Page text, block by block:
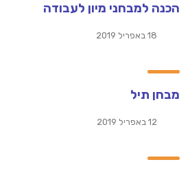
הכנה למבחני מיון לעבודה
מבחן תיל